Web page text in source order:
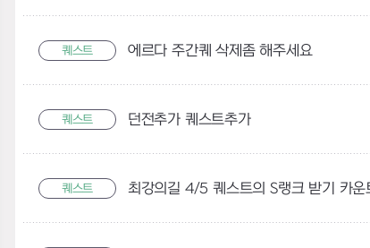
퀘스트 에르다 주간퀘 삭제좀 해주세요
퀘스트 던전추가 퀘스트추가
퀘스트 최강의길 4/5 퀘스트의 S랭크 받기 카운